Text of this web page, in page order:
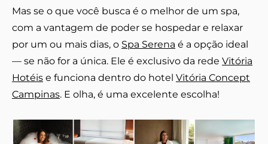
Mas se o que você busca é o melhor de um spa,
com a vantagem de poder se hospedar e relaxar
por um ou mais dias, o Spa Serena é a opção ideal
— se não for a única. Ele é exclusivo da rede Vitória
Hotéis e funciona dentro do hotel Vitória Concept
Campinas. E olha, é uma excelente escolha!